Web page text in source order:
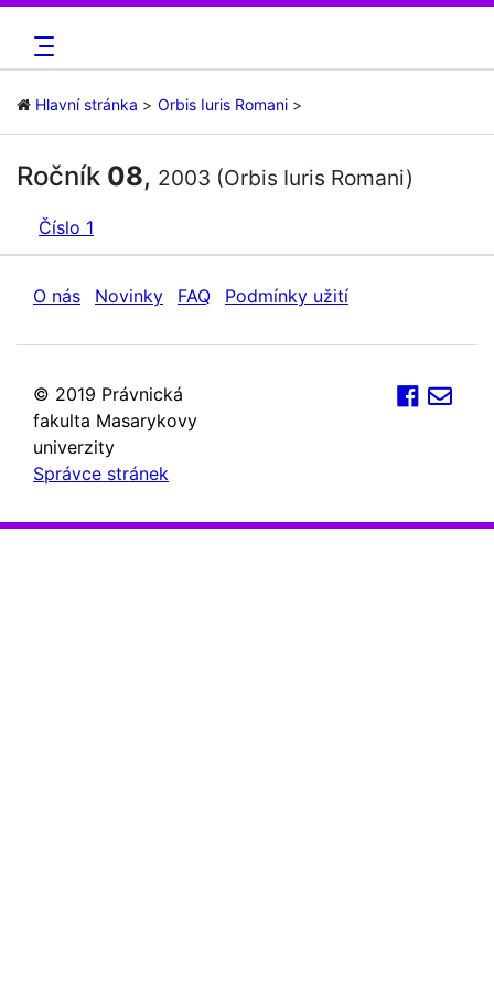
Hlavní stránka Orbis Iuris Romani
Ročník 08, 2003 (Orbis Iuris Romani)
Číslo 1
O nás Novinky FAQ Podmínky užití
© 2019 Právnická
fakulta Masarykovy
univerzity
Správce stránek